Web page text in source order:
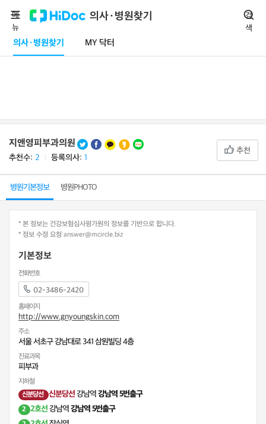
의사·병원찾기
의사·병원찾기 MY 닥터
메
뉴
검
색
지앤영피부과의원
추천수: 2 등록의사: 1
추천
병원기본정보 병원PHOTO
* 본 정보는 건강보험심사평가원의 정보를 기반으로 합니다.
* 정보 수정 요청 answer@mcircle.biz
기본정보
전화번호
02-3486-2420
홈페이지
http://www.gnyoungskin.com
주소
서울 서초구 강남대로 341 삼원빌딩 4층
진료과목
피부과
지하철
신분당선 신분당선강남역강남역 5번출구
2 2호선강남역강남역 5번출구